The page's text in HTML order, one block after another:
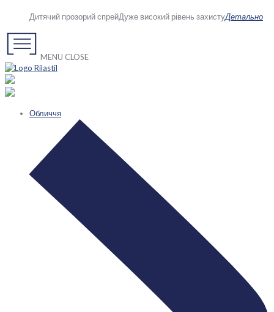
Дитячий прозорий спрейДуже високий рівень захистуДетально
MENU CLOSE
Обличчя